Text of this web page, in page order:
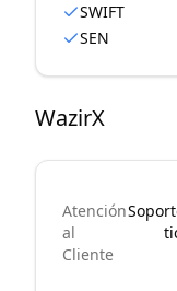
SWIFT
SEN
WazirX
Atención
al
Cliente